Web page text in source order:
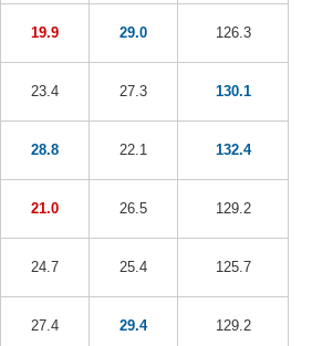
19.9 29.0 126.3
23.4 27.3 130.1
28.8 22.1 132.4
21.0 26.5 129.2
24.7 25.4 125.7
27.4 29.4 129.2